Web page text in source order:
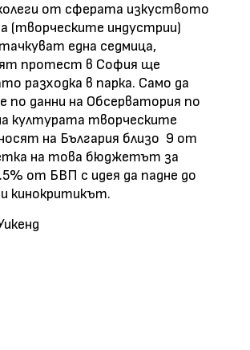
от сферата изкуството
(творческите индустрии)
една седмица,
протест в София ще
разходка в парка. Само да
по данни на Обсерватория по
културата творческите
на България близо 9 от
на това бюджетът за
от БВП с идея да падне до
кинокритикът.